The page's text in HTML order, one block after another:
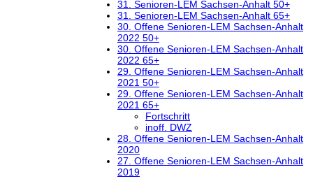
31. Senioren-LEM Sachsen-Anhalt 50+
31. Senioren-LEM Sachsen-Anhalt 65+
30. Offene Senioren-LEM Sachsen-Anhalt
2022 50+
30. Offene Senioren-LEM Sachsen-Anhalt
2022 65+
29. Offene Senioren-LEM Sachsen-Anhalt
2021 50+
29. Offene Senioren-LEM Sachsen-Anhalt
2021 65+
Fortschritt
inoff. DWZ
28. Offene Senioren-LEM Sachsen-Anhalt
2020
27. Offene Senioren-LEM Sachsen-Anhalt
2019